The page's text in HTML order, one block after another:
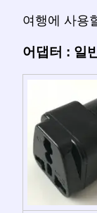
여행에 사용
어댑터 : 일